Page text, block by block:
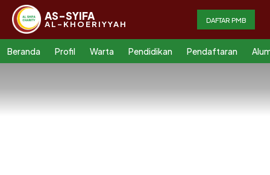
AS-SYIFA
AL-KHOERIYYAH DAFTAR PMB
Beranda Profil Warta Pendidikan Pendaftaran